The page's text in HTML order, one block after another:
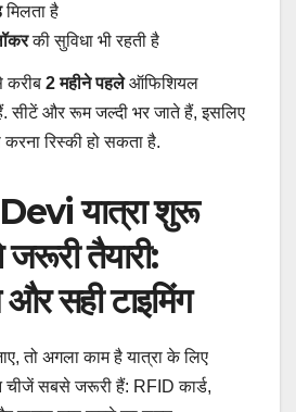
मिलता है
की सुविधा भी रहती है
करीब 2 महीने पहलेऑफिशियल
और रूम जल्दी भर जाते हैं, इसलिए
रिस्की हो सकता है.
यात्रा शुरू
तैयारी:
सही टाइमिंग
तो अगला काम है यात्रा के लिए
चीजें सबसे जरूरी हैं: RFID कार्ड,